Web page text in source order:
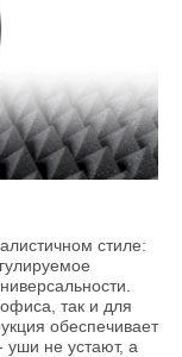
стиле:
так и для
обеспечивает
не устают, а